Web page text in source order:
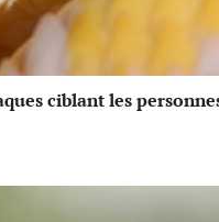
ciblant les